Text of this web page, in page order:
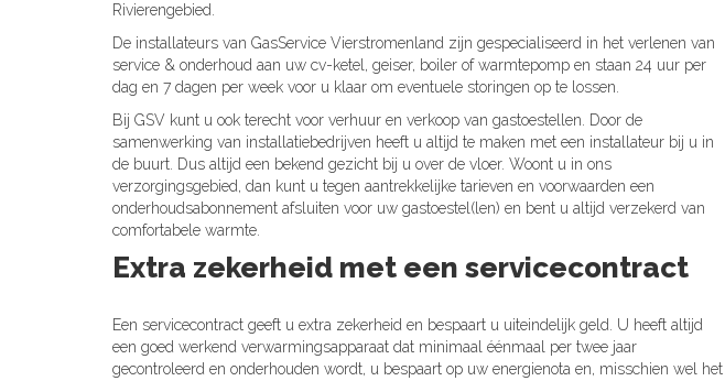
Rivierengebied.
De installateurs van GasService Vierstromenland zijn gespecialiseerd in het verlenen van
service & onderhoud aan uw cv-ketel, geiser, boiler of warmtepomp en staan 24 uur per
dag en 7 dagen per week voor u klaar om eventuele storingen op te lossen.
Bij GSV kunt u ook terecht voor verhuur en verkoop van gastoestellen. Door de
samenwerking van installatiebedrijven heeft u altijd te maken met een installateur bij u in
de buurt. Dus altijd een bekend gezicht bij u over de vloer. Woont u in ons
verzorgingsgebied, dan kunt u tegen aantrekkelijke tarieven en voorwaarden een
onderhoudsabonnement afsluiten voor uw gastoestel(len) en bent u altijd verzekerd van
comfortabele warmte.
Extra zekerheid met een servicecontract
Een servicecontract geeft u extra zekerheid en bespaart u uiteindelijk geld. U heeft altijd
een goed werkend verwarmingsapparaat dat minimaal éénmaal per twee jaar
gecontroleerd en onderhouden wordt, u bespaart op uw energienota en, misschien wel het